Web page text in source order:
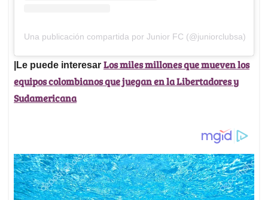
Una publicación compartida por Junior FC (@juniorclubsa)
|Le puede interesar Los miles millones que mueven los
equipos colombianos que juegan en la Libertadores y
Sudamericana